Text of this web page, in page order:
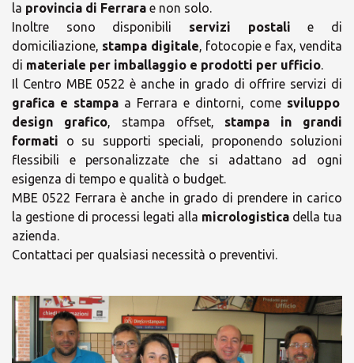
la provincia di Ferrara e non solo.
Inoltre sono disponibili servizi postali e di
domiciliazione, stampa digitale, fotocopie e fax, vendita
di materiale per imballaggio e prodotti per ufficio.
Il Centro MBE 0522 è anche in grado di offrire servizi di
grafica e stampa a Ferrara e dintorni, come sviluppo
design grafico, stampa offset, stampa in grandi
formati o su supporti speciali, proponendo soluzioni
flessibili e personalizzate che si adattano ad ogni
esigenza di tempo e qualità o budget.
MBE 0522 Ferrara è anche in grado di prendere in carico
la gestione di processi legati alla micrologistica della tua
azienda.
Contattaci per qualsiasi necessità o preventivi.
Scegli il tuo Centro
Soluzioni MBE
×
Orari